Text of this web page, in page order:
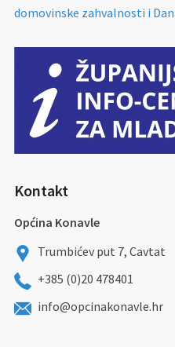
domovinske zahvalnosti i
Kontakt
Općina Konavle
Trumbićev put 7, Cavtat
+385 (0)20 478401
info@opcinakonavle.hr